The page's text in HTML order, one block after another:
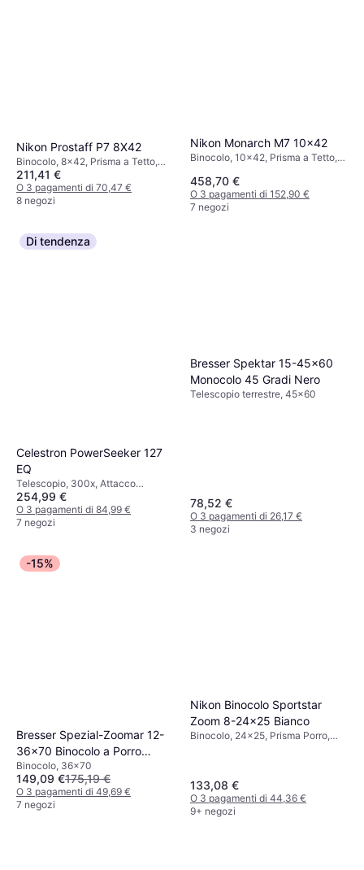
Nikon Prostaff P7 8X42
Binocolo, 8x42, Prisma a Tetto,
Multistrato
211,41 €
O 3 pagamenti di 70,47 €
8 negozi
Nikon Monarch M7 10x42
Binocolo, 10x42, Prisma a Tetto,
458,70 €
O 3 pagamenti di 152,90 €
7 negozi
Di tendenza
Celestron PowerSeeker 127
EQ
Telescopio, 300x, Attacco
treppiede, Rivestito
254,99 €
O 3 pagamenti di 84,99 €
7 negozi
Bresser Spektar 15-45x60
Monocolo 45 Gradi Nero
Telescopio terrestre, 45x60
78,52 €
O 3 pagamenti di 26,17 €
3 negozi
-15%
Bresser Spezial-Zoomar 12-
36x70 Binocolo a Porro
Zoom Nero
Binocolo, 36x70
149,09 €175,19 €
O 3 pagamenti di 49,69 €
7 negozi
Nikon Binocolo Sportstar
Zoom 8-24x25 Bianco
Binocolo, 24x25, Prisma Porro,
133,08 €
O 3 pagamenti di 44,36 €
9+ negozi